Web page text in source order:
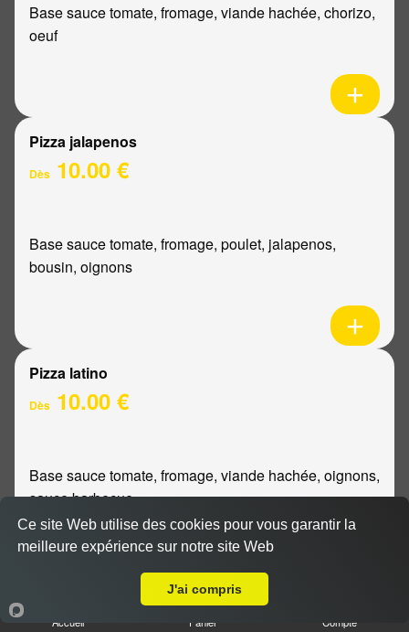
Base sauce tomate, fromage, viande hachée, chorizo,
oeuf
Pizza jalapenos
Dès 10.00 €
Base sauce tomate, fromage, poulet, jalapenos,
bousin, oignons
Pizza latino
Dès 10.00 €
Base sauce tomate, fromage, viande hachée, oignons,
sauce barbecue
Accueil Panier Compte
Ce site Web utilise des cookies pour vous garantir la
meilleure expérience sur notre site Web
J'ai compris